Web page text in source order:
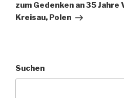
zum Gedenken an 35
Kreisau, Polen
Suchen